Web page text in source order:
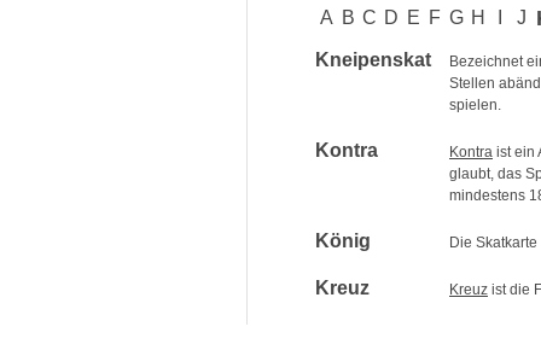
A B C D E F G H J
Kneipenskat
Bezeichnet
Stellen
spielen.
Kontra Kontra ist ein
glaubt, das
mindestens
König Die Skatkarte
Kreuz Kreuz ist die